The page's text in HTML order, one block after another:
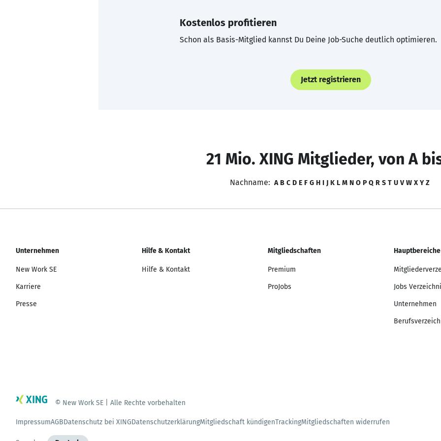
Kostenlos profitieren
Schon als Basis-Mitglied kannst Du Deine Job-Suche deutlich optimieren.
Jetzt registrieren
21 Mio. XING Mitglieder, von A
Nachname: A B C D E F G H I J K L M N O P Q R S T U V W X Y Z
Unternehmen
New Work SE
Karriere
Presse
Hilfe & Kontakt
Hilfe & Kontakt
Mitgliedschaften
Premium
ProJobs
Hauptbereiche
Jobs
Unternehmen
© New Work SE | Alle Rechte vorbehalten
ImpressumAGBDatenschutz bei XINGDatenschutzerklärungMitgliedschaft kündigenTrackingMitgliedschaften widerrufen